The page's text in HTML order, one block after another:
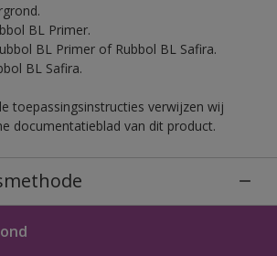
BL Primer.
BL Primer of Rubbol BL Safira.
BL Safira.
toepassingsinstructies verwijzen wij
documentatieblad van dit product.